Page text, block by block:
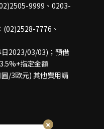
9999、0203-
(02)2528-7776、
2023/03/03)；預借
指定金額
/3歐元) 其他費用請